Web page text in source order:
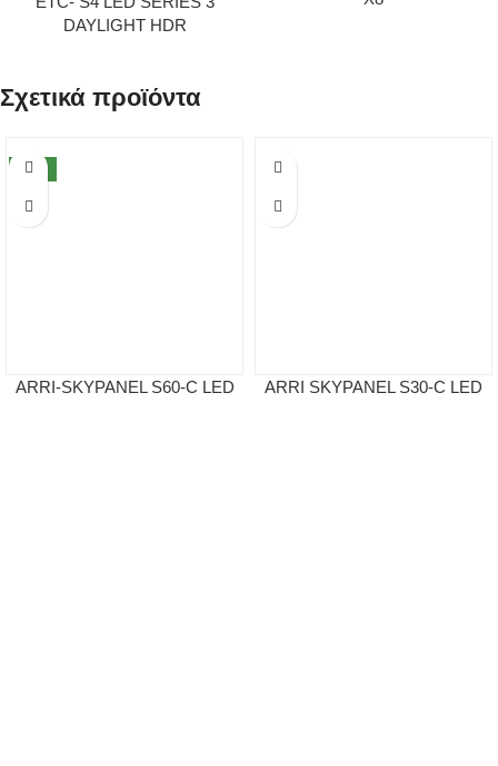
DAYLIGHT HDR
Σχετικά προϊόντα
ARRI-SKYPANEL S60-C LED ARRI SKYPANEL S30-C LED